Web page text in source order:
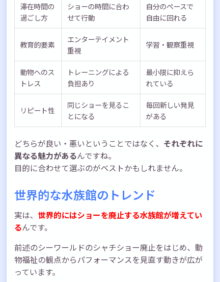
滞在時間の
過ごし方
ショーの時間に合わ
せて行動
自分のペースで
自由に回れる
教育的要素
エンターテイメント
重視
学習・観察重視
動物へのス
トレス
トレーニングによる
負担あり
最小限に抑えら
れている
リピート性
同じショーを見るこ
とになる
毎回新しい発見
がある
どちらが良い・悪いということではなく、 それぞれに
異なる魅力があるんですね。
目的に合わせて選ぶのがベストかもしれません。
世界的な水族館のトレンド
実は、 世界的にはショーを廃止する水族館が増えてい
るんです。
前述のシーワールドのシャチショー廃止をはじめ、動
物福祉の観点からパフォーマンスを見直す動きが広が
っています。